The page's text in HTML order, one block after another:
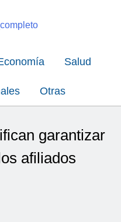
Salud
Otras
garantizar
afiliados